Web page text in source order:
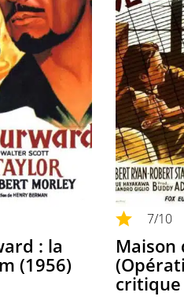
: la
(1956)
7/10
Maison
critique